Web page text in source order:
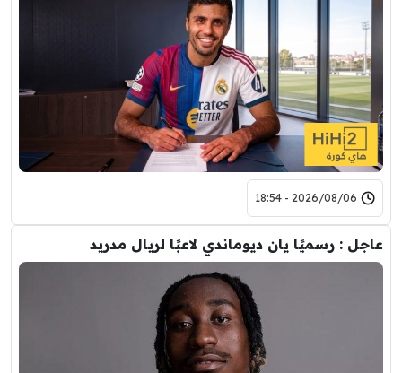
2026/08/06 - 18:54
عاجل : رسميًا يان ديوماندي لاعبًا لريال مدريد